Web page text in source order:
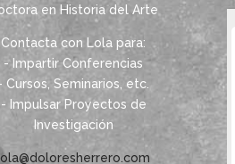
en Historia del Arte
Contacta con Lola para:
- Impartir Conferencias
Cursos, Seminarios, etc.
- Impulsar Proyectos de
Investigación